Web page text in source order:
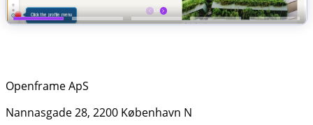
Openframe ApS
Nannasgade 28, 2200 København N